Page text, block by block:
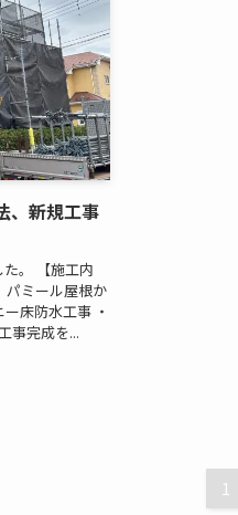
、新規工事
。 【施工内
ミール屋根か
床防水工事 ・
事完成を...
1